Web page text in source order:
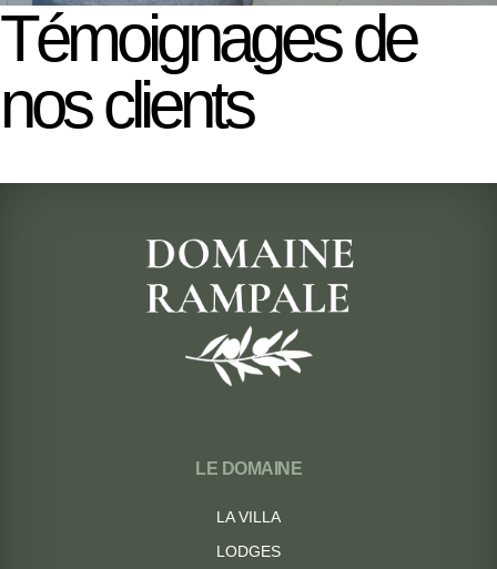
Témoignages de
nos clients
LE DOMAINE
LA VILLA
LODGES